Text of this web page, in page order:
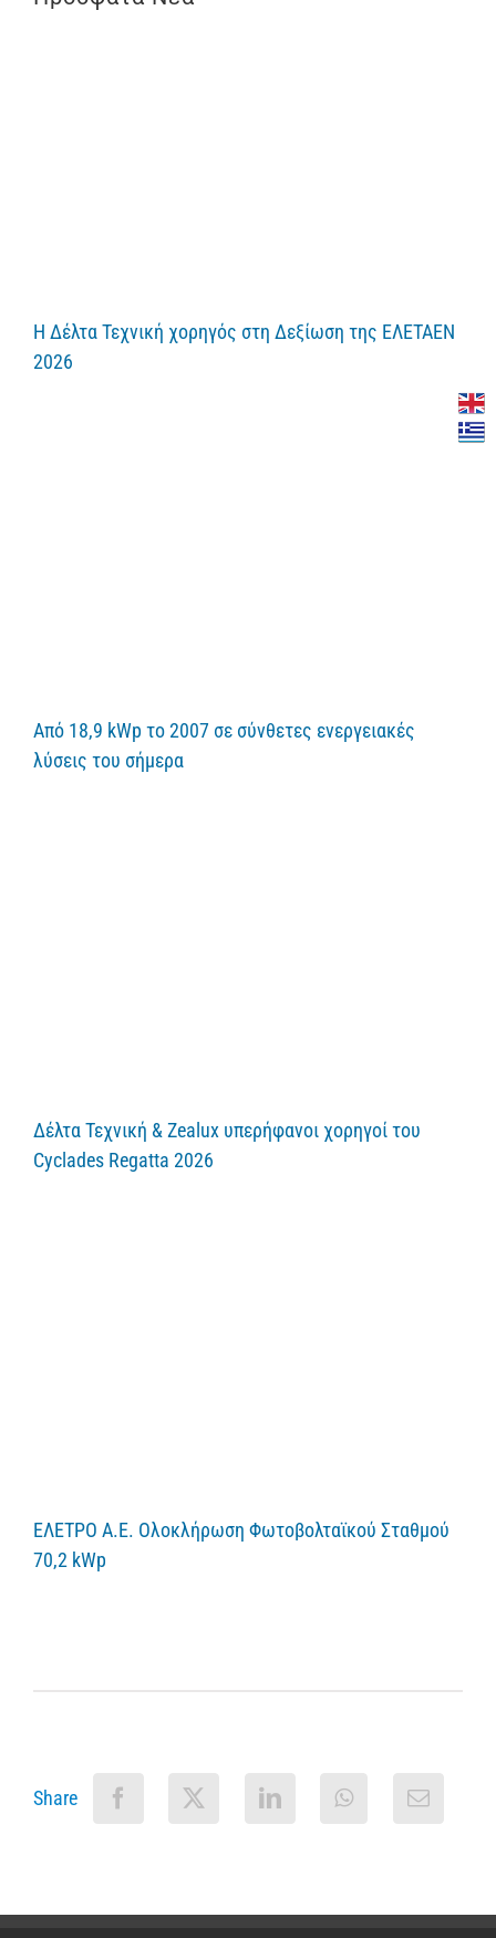
Η Δέλτα Τεχνική χορηγός στη Δεξίωση της ΕΛΕΤΑΕΝ
2026
Από 18,9 kWp το 2007 σε σύνθετες ενεργειακές
λύσεις του σήμερα
Δέλτα Τεχνική & Zealux υπερήφανοι χορηγοί του
Cyclades Regatta 2026
ΕΛΕΤΡΟ Α.Ε. Ολοκλήρωση Φωτοβολταϊκού Σταθμού
70,2 kWp
Share